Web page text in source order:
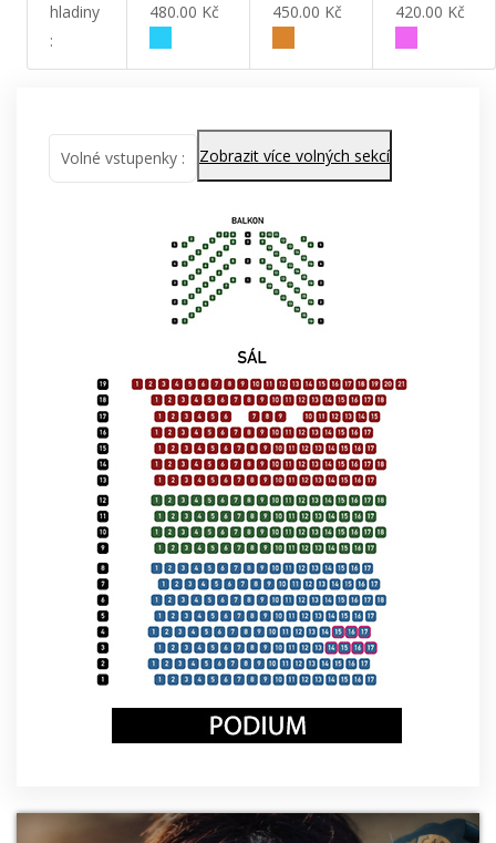
hladiny
:
480.00 Kč
450.00 Kč
420.00 Kč
Volné vstupenky : Zobrazit více volných sekcí